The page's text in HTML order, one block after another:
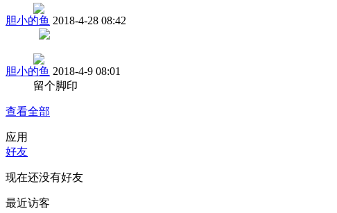
胆小的鱼 2018-4-28 08:42
胆小的鱼 2018-4-9 08:01
留个脚印
查看全部
应用
好友
现在还没有好友
最近访客